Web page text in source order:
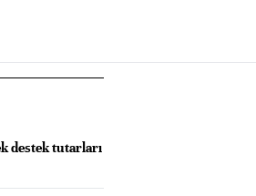
destek tutarları